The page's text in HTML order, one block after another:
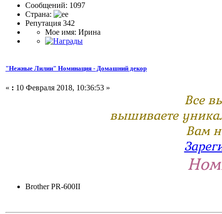
Сообщений: 1097
Страна:
Репутация 342
Мое имя: Ирина
"Нежные Лилии" Номинация - Домашний декор
« : 10 Февраля 2018, 10:36:53 »
Все
вышиваете
Вам
Brother PR-600II